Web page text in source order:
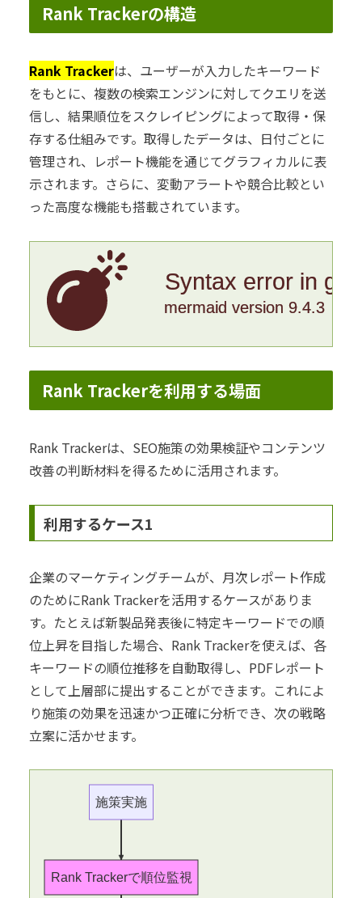
Rank Trackerの構造
Rank Trackerは、ユーザーが入力したキーワード
をもとに、複数の検索エンジンに対してクエリを送
信し、結果順位をスクレイピングによって取得・保
存する仕組みです。取得したデータは、日付ごとに
管理され、レポート機能を通じてグラフィカルに表
示されます。さらに、変動アラートや競合比較とい
った高度な機能も搭載されています。
Syntax error in
mermaid version 9.4.3
Rank Trackerを利用する場面
Rank Trackerは、SEO施策の効果検証やコンテンツ
改善の判断材料を得るために活用されます。
利用するケース1
企業のマーケティングチームが、月次レポート作成
のためにRank Trackerを活用するケースがありま
す。たとえば新製品発表後に特定キーワードでの順
位上昇を目指した場合、Rank Trackerを使えば、各
キーワードの順位推移を自動取得し、PDFレポート
として上層部に提出することができます。これによ
り施策の効果を迅速かつ正確に分析でき、次の戦略
立案に活かせます。
施策実施
Rank Trackerで順位監視